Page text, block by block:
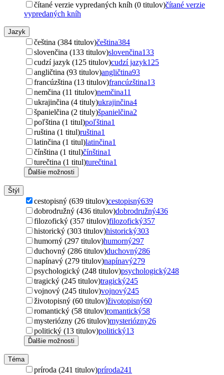
čítané verzie vypredaných kníh (0 titulov)čítané verzie
vypredaných kníh
Jazyk
čeština (384 titulov)čeština384
slovenčina (133 titulov)slovenčina133
cudzí jazyk (125 titulov)cudzí jazyk125
angličtina (93 titulov)angličtina93
francúzština (13 titulov)francúzština13
nemčina (11 titulov)nemčina11
ukrajinčina (4 tituly)ukrajinčina4
španielčina (2 tituly)španielčina2
poľština (1 titul)poľština1
ruština (1 titul)ruština1
latinčina (1 titul)latinčina1
čínština (1 titul)čínština1
turečtina (1 titul)turečtina1
Ďalšie možnosti
Štýl
cestopisný (639 titulov)cestopisný639
dobrodružný (436 titulov)dobrodružný436
filozofický (357 titulov)filozofický357
historický (303 titulov)historický303
humorný (297 titulov)humorný297
duchovný (286 titulov)duchovný286
napínavý (279 titulov)napínavý279
psychologický (248 titulov)psychologický248
tragický (245 titulov)tragický245
vojnový (245 titulov)vojnový245
životopisný (60 titulov)životopisný60
romantický (58 titulov)romantický58
mysteriózny (26 titulov)mysteriózny26
politický (13 titulov)politický13
Ďalšie možnosti
Téma
príroda (241 titulov)príroda241